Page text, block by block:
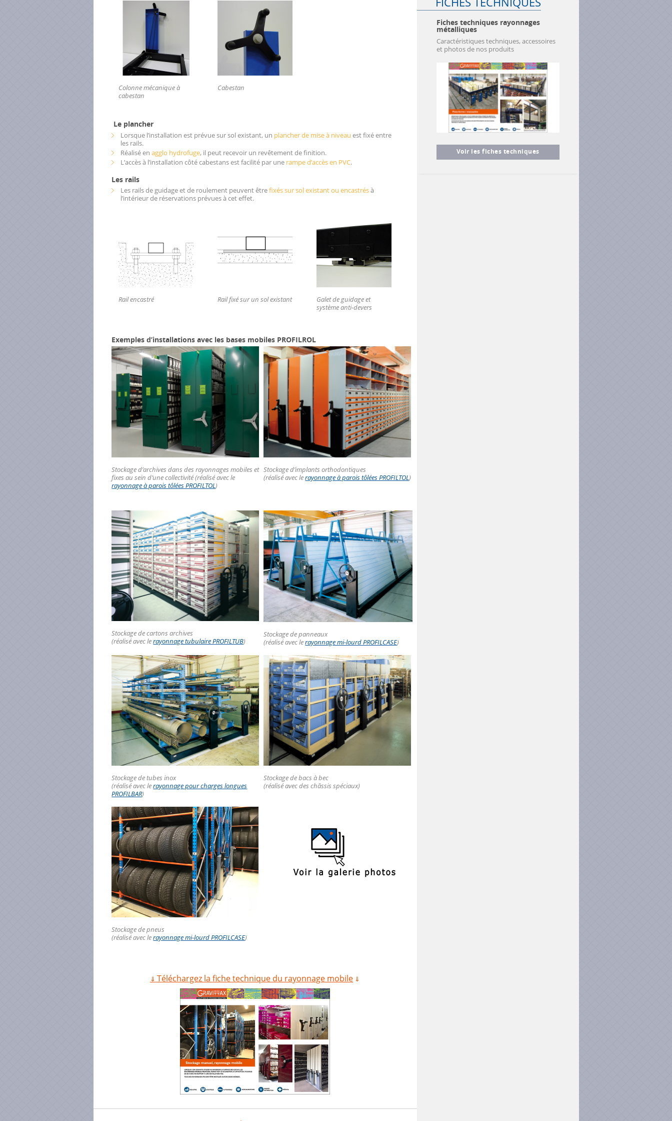
Colonne mécanique à
cabestan
Cabestan
Le plancher
Lorsque l’installation est prévue sur sol existant, un plancher de mise à niveau est fixé entre
les rails.
Réalisé en agglo hydrofuge, il peut recevoir un revêtement de finition.
L’accès à l’installation côté cabestans est facilité par unerampe d’accès en PVC.
Les rails
Les rails de guidage et de roulement peuvent êtrefixés sur sol existant ou encastrésà
l’intérieur de réservations prévues à cet effet.
Rail encastré Rail fixé sur un sol existant
Galet de guidage et
système anti-devers
Exemples d’installations avec les bases mobiles PROFILROL
Stockage d’archives dans des rayonnages mobiles et
fixes au sein d’une collectivité (réalisé avec le
rayonnage à parois tôlées PROFILTOL)
Stockage d’implants orthodontiques
(réalisé avec lerayonnage à parois tôlées PROFILTOL)
Stockage de cartons archives
(réalisé avec lerayonnage tubulaire PROFILTUB)
Stockage de panneaux
(réalisé avec lerayonnage mi-lourd PROFILCASE)
Stockage de tubes inox
(réalisé avec lerayonnage pour charges longues
PROFILBAR)
Stockage de bacs à bec
(réalisé avec des châssis spéciaux)
Stockage de pneus
(réalisé avec lerayonnage mi-lourd PROFILCASE)
⇓Téléchargez la fiche technique du rayonnage mobile ⇓
Fiches techniques rayonnages
métalliques
Caractéristiques techniques, accessoires
et photos de nos produits
Voir les fiches techniques